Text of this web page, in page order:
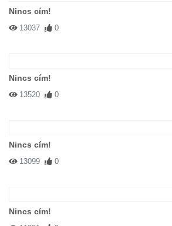
Nincs cím!
13037 0
Nincs cím!
13520 0
Nincs cím!
13099 0
Nincs cím!